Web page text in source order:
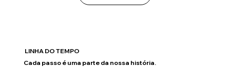
LINHA DO TEMPO
Cada passo é uma parte da nossa história.